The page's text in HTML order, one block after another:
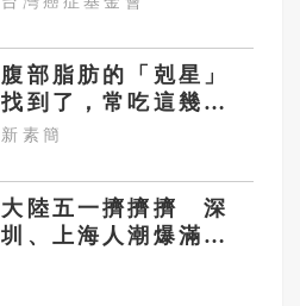
腹部脂肪的「剋星」
找到了，常吃這幾
物，吃走大肚囊，瘦
新素簡
大陸五一擠擠擠 深
圳、上海人潮爆滿